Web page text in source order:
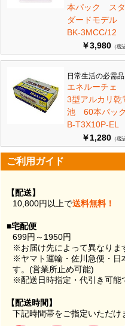
本パック ス
ダードモデル
BK-3MCC/12
￥3,980 （税
日常生活の必需
エネルーチェ
3型アルカリ乾
池 60本パ
B-T3X10P-EL
￥1,280 （税
ご利用ガイド
【配送】
10,800円以上で送料無料！
■宅配便
699円～1950円
※お届け先によって異なりま
※ヤマト運輸・佐川急便・日
す。(営業所止め可能)
※配送日時指定・代引き可能
【配送時間】
下記時間帯をご指定いただけ